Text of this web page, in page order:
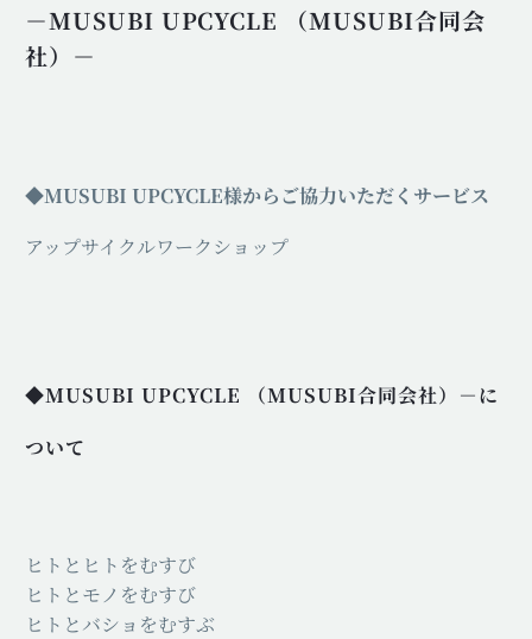
－MUSUBI UPCYCLE （MUSUBI合同会
社）－
◆MUSUBI UPCYCLE様からご協力いただくサービス
アップサイクルワークショップ
◆MUSUBI UPCYCLE （MUSUBI合同会社） －に
ついて
ヒトとヒトをむすび
ヒトとモノをむすび
ヒトとバショをむすぶ